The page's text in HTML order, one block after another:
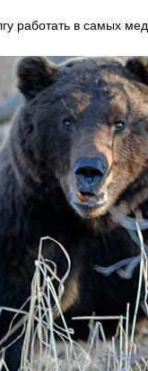
работать в самых